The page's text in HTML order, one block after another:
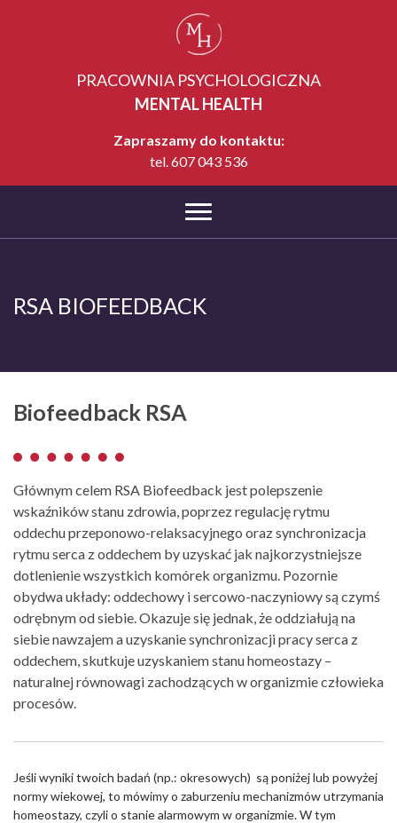
PRACOWNIA PSYCHOLOGICZNA
MENTAL HEALTH
Zapraszamy do kontaktu:
tel.607 043 536
RSA BIOFEEDBACK
Biofeedback RSA
Głównym celem RSA Biofeedback jest polepszenie
wskaźników stanu zdrowia, poprzez regulację rytmu
oddechu przeponowo-relaksacyjnego oraz synchronizacja
rytmu serca z oddechem by uzyskać jak najkorzystniejsze
dotlenienie wszystkich komórek organizmu. Pozornie
obydwa układy: oddechowy i sercowo-naczyniowy są czymś
odrębnym od siebie. Okazuje się jednak, że oddziałują na
siebie nawzajem a uzyskanie synchronizacji pracy serca z
oddechem, skutkuje uzyskaniem stanu homeostazy –
naturalnej równowagi zachodzących w organizmie człowieka
procesów.
Jeśli wyniki twoich badań (np.: okresowych) są poniżej lub powyżej
normy wiekowej, to mówimy o zaburzeniu mechanizmów utrzymania
homeostazy, czyli o stanie alarmowym w organizmie. W tym